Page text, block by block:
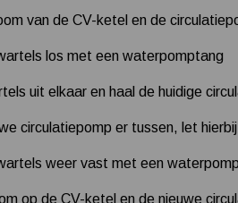
van de CV-ketel en de
los met een waterpomptang
uit elkaar en haal de huidige
circulatiepomp er tussen, let
weer vast met een
op de CV-ketel en de nieuwe